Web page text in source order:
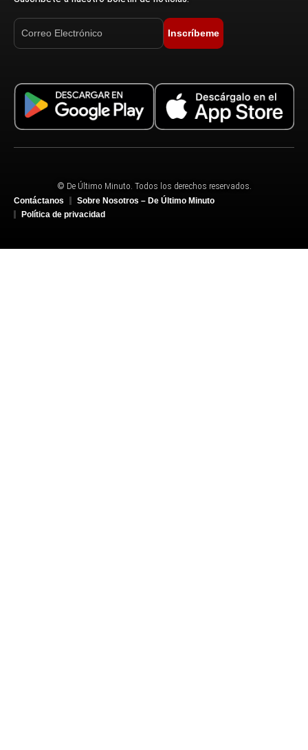
Inscríbeme
© De Último Minuto. Todos los derechos reservados.
Contáctanos
Sobre Nosotros – De Último Minuto
Política de privacidad